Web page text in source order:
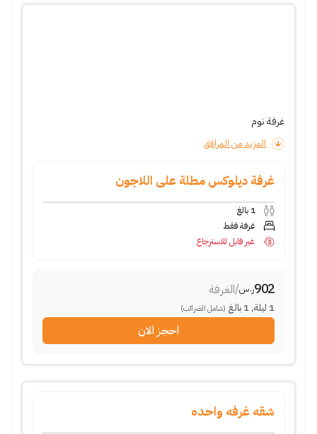
غرفة نوم
المزيد من المرافق
غرفة ديلوكس مطلة على اللاجون
1 بالغ
غرفة فقط
غير قابل للاسترجاع
902ر.س/الغرفة
1 ليلة,
1 بالغ (شامل الضرائب)
احجز الان
شقه غرفه واحده